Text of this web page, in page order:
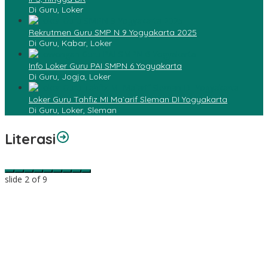
Di Guru, Loker
Rekrutmen Guru SMP N 9 Yogyakarta 2025
Di Guru, Kabar, Loker
Info Loker Guru PAI SMPN 6 Yogyakarta
Di Guru, Jogja, Loker
Loker Guru Tahfiz MI Ma`arif Sleman DI Yogyakarta
Di Guru, Loker, Sleman
Literasi
slide 2 of 9